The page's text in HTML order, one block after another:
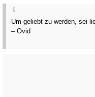
Um geliebt zu werden, sei
– Ovid